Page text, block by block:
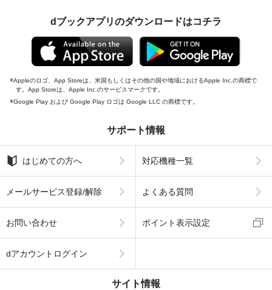
dブックアプリのダウンロードはコチラ
Appleのロゴ、App Storeは、米国もしくはその他の国や地域におけるApple Inc.の商標で
す。App Storeは、Apple Inc.のサービスマークです。
Google Play および Google Play ロゴは Google LLC の商標です。
サポート情報
はじめての方へ 対応機種一覧
メールサービス登録/解除 よくある質問
お問い合わせ ポイント表示設定
dアカウントログイン
サイト情報